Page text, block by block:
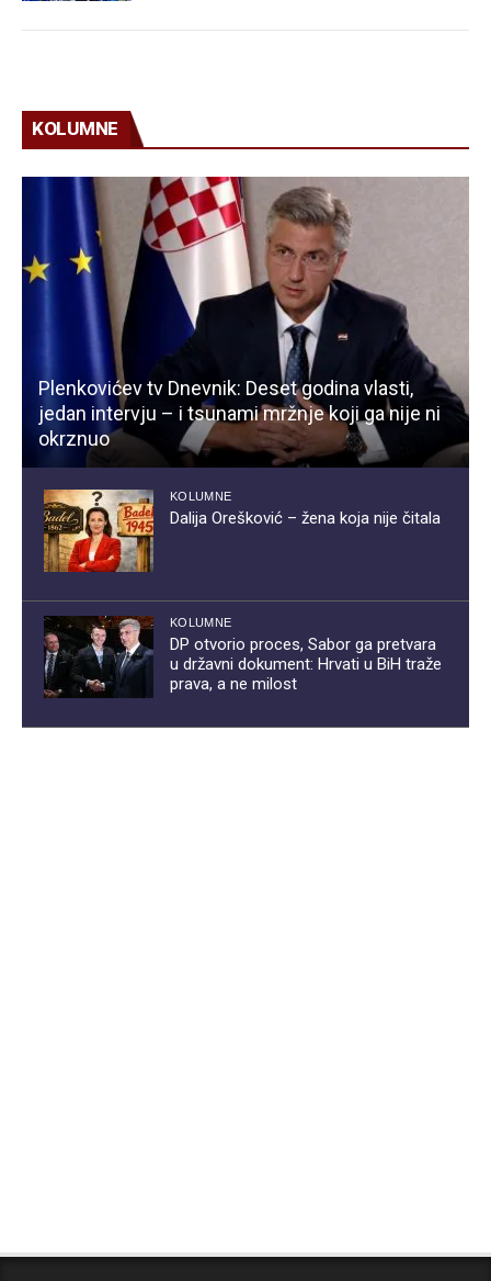
KOLUMNE
Plenkovićev tv Dnevnik: Deset godina vlasti,
jedan intervju – i tsunami mržnje koji ga nije ni
okrznuo
KOLUMNE
Dalija Orešković – žena koja nije čitala
KOLUMNE
DP otvorio proces, Sabor ga pretvara
u državni dokument: Hrvati u BiH traže
prava, a ne milost